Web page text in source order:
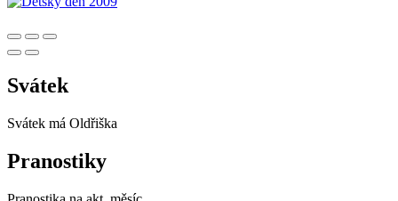
Svátek
Svátek má Oldřiška
Pranostiky